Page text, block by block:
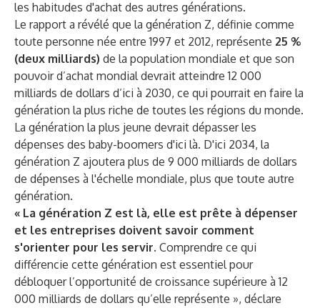
les habitudes d'achat des autres générations.
Le rapport a révélé que la génération Z, définie comme
toute personne née entre 1997 et 2012, représente 25 %
(deux milliards) de la population mondiale et que son
pouvoir d’achat mondial devrait atteindre 12 000
milliards de dollars d’ici à 2030, ce qui pourrait en faire la
génération la plus riche de toutes les régions du monde.
La génération la plus jeune devrait dépasser les
dépenses des baby-boomers d'ici là. D'ici 2034, la
génération Z ajoutera plus de 9 000 milliards de dollars
de dépenses à l'échelle mondiale, plus que toute autre
génération.
« La génération Z est là, elle est prête à dépenser
et les entreprises doivent savoir comment
s'orienter pour les servir. Comprendre ce qui
différencie cette génération est essentiel pour
débloquer l’opportunité de croissance supérieure à 12
000 milliards de dollars qu’elle représente », déclare